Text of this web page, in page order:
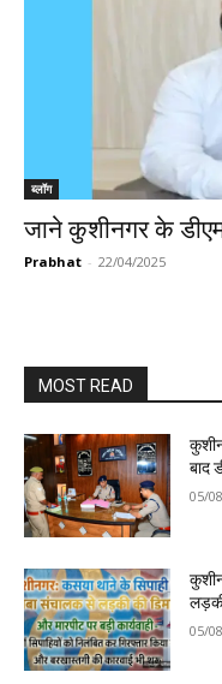
ब्लॉग
जाने कुशीनगर के
Prabhat - 22/04/2025
MOST READ
बाद
05/
05/